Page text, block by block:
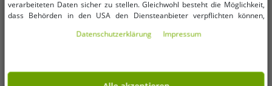
GLIBBI DINO Surprise gefüllte
Kinder Badebomben mit
Dinosaurier Sammelfiguren ab 3
Jahren 100gr 105953717 Blau, Grün
1,99 €
GLIBBI Badekugeln Blubber
Sprudelnder Badezusatz für Kinder
ab 3 Jahren 4x Badebomben mit
Farbe & Duft Bunt
UVP:5,99 €*
-67% -70%
verarbeiteten Daten sicher zu stellen. Gleichwohl besteht die Möglichkeit,
dass Behörden in den USA den Diensteanbieter verpflichten können,
im Einzelfall auf Basis entsprechender US-Gesetzgebung, ein wirksamer
Zugriff informiert wirst. Mit Deiner Einwilligung gem. Art. 49 Abs. 1 lit. a
DSGVO erklärst Du Dich in die Übermittlung in die USA für einverstanden
Daten­schutz­erklärung Impressum